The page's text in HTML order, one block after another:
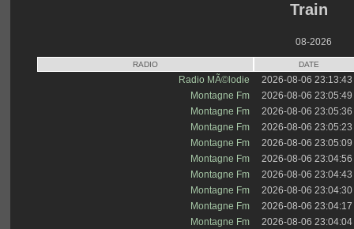
Train
08-2026
RADIO DATE
Radio MÃ©lodie
2026-08-06 23:13:43
Montagne Fm
2026-08-06 23:05:49
Montagne Fm
2026-08-06 23:05:36
Montagne Fm
2026-08-06 23:05:23
Montagne Fm
2026-08-06 23:05:09
Montagne Fm
2026-08-06 23:04:56
Montagne Fm
2026-08-06 23:04:43
Montagne Fm
2026-08-06 23:04:30
Montagne Fm
2026-08-06 23:04:17
Montagne Fm
2026-08-06 23:04:04